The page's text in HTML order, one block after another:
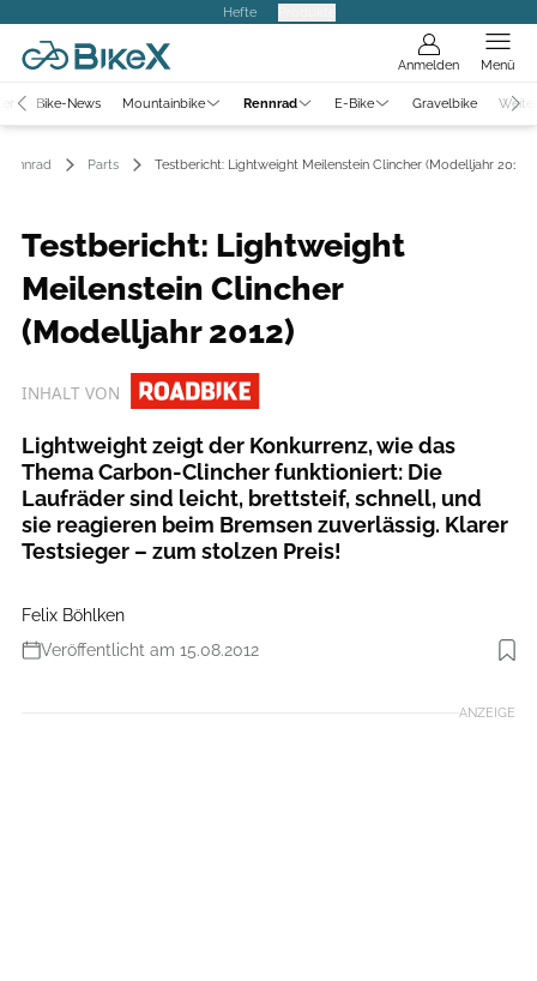
Hefte
Anmelden Menü
Bike-News Mountainbike Rennrad E-Bike Gravelbike
Rennrad Parts Testbericht: Lightweight Meilenstein Clincher (Modelljahr 2012)
Testbericht: Lightweight
Meilenstein Clincher
(Modelljahr 2012)
INHALT VON
Lightweight zeigt der Konkurrenz, wie das
Thema Carbon-Clincher funktioniert: Die
Laufräder sind leicht, brettsteif, schnell, und
sie reagieren beim Bremsen zuverlässig. Klarer
Testsieger – zum stolzen Preis!
Felix Böhlken
Veröffentlicht am 15.08.2012
Foto: Benjamin Hahn
ANZEIGE